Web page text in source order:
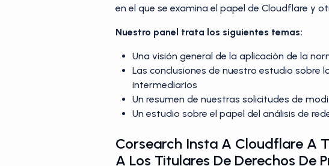
en el que se examina el papel de Cloudflare y
Nuestro panel trata los siguientes temas:
Una visión general de la aplicación de la
Las conclusiones de nuestro estudio
intermediarios
Un resumen de nuestras solicitudes de
Un estudio sobre el papel del análisis de
Corsearch Insta A Cloudflare A
A Los Titulares De Derechos De